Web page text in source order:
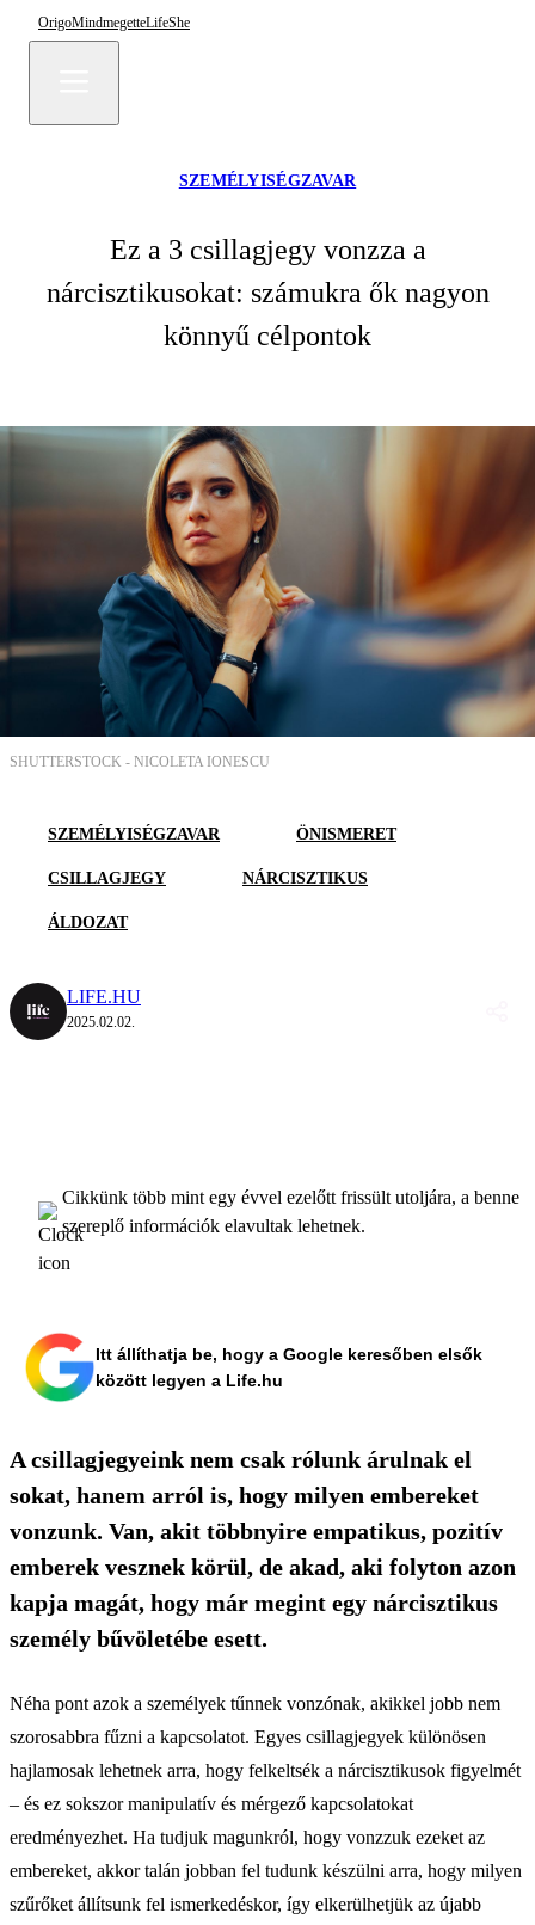
OrigoMindmegetteLifeShe
SZEMÉLYISÉGZAVAR
Ez a 3 csillagjegy vonzza a
nárcisztikusokat: számukra ők nagyon
könnyű célpontok
SHUTTERSTOCK - NICOLETA IONESCU
SZEMÉLYISÉGZAVAR ÖNISMERET
CSILLAGJEGY NÁRCISZTIKUS
ÁLDOZAT
LIFE.HU
2025.02.02.
Cikkünk több mint egy évvel ezelőtt frissült utoljára, a benne
szereplő információk elavultak lehetnek.
Itt állíthatja be, hogy a Google keresőben elsők
között legyen a Life.hu
A csillagjegyeink nem csak rólunk árulnak el
sokat, hanem arról is, hogy milyen embereket
vonzunk. Van, akit többnyire empatikus, pozitív
emberek vesznek körül, de akad, aki folyton azon
kapja magát, hogy már megint egy nárcisztikus
személy bűvöletébe esett.
Néha pont azok a személyek tűnnek vonzónak, akikkel jobb nem
szorosabbra fűzni a kapcsolatot. Egyes csillagjegyek különösen
hajlamosak lehetnek arra, hogy felkeltsék a nárcisztikusok figyelmét
– és ez sokszor manipulatív és mérgező kapcsolatokat
eredményezhet. Ha tudjuk magunkról, hogy vonzzuk ezeket az
embereket, akkor talán jobban fel tudunk készülni arra, hogy milyen
szűrőket állítsunk fel ismerkedéskor, így elkerülhetjük az újabb